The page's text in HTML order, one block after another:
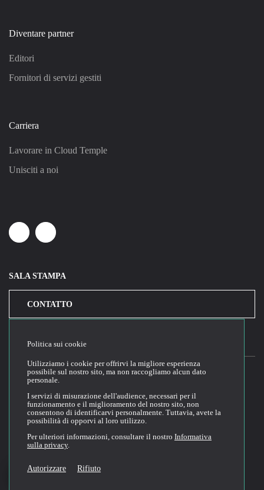
Diventare partner
Editori
Fornitori di servizi gestiti
Carriera
Lavorare in Cloud Temple
Unisciti a noi
LinkedinYoutube
SALA STAMPA
CONTATTO
Condizioni generali di utilizzo del sito web
Politica di riservatezza
Politica dei cookie
Condizioni generali di vendita e di utilizzo
Politica sui cookie
Utilizziamo i cookie per offrirvi la migliore esperienza
possibile sul nostro sito, ma non raccogliamo alcun dato
personale.
I servizi di misurazione dell'audience, necessari per il
funzionamento e il miglioramento del nostro sito, non
consentono di identificarvi personalmente. Tuttavia, avete la
possibilità di opporvi al loro utilizzo.
Per ulteriori informazioni, consultare il nostro Informativa
sulla privacy.
Autorizzare Rifiuto